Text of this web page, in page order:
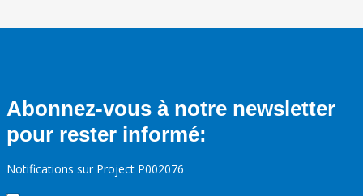
Abonnez-vous à notre newsletter
pour rester informé:
Notifications sur Project P002076